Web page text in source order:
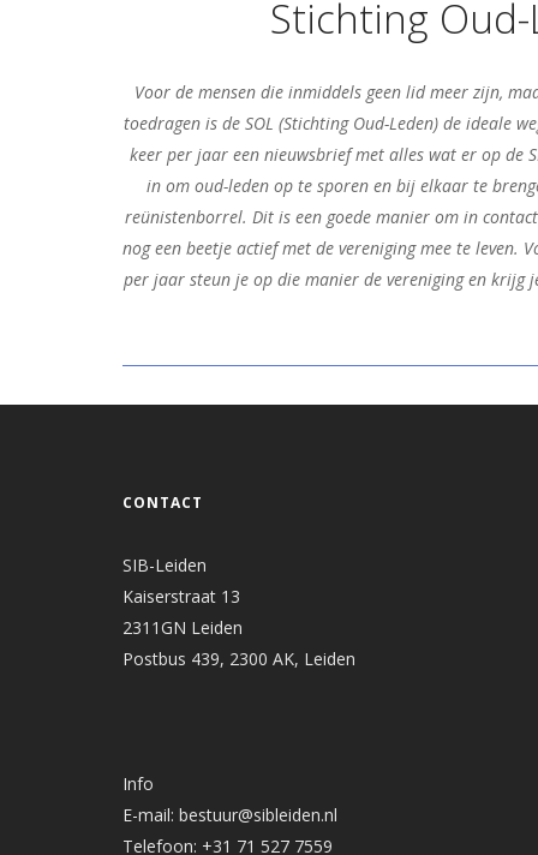
Stichting
Voor de mensen die inmiddels geen lid meer zijn,
toedragen is de SOL (Stichting Oud-Leden) de ideale
keer per jaar een nieuwsbrief met alles wat er op de
in om oud-leden op te sporen en bij elkaar te
reünistenborrel. Dit is een goede manier om in
nog een beetje actief met de vereniging mee te leven.
per jaar steun je op die manier de vereniging en krijg
CONTACT
SIB-Leiden
Kaiserstraat 13
2311GN Leiden
Postbus 439, 2300 AK, Leiden
Info
E-mail: bestuur@sibleiden.nl
Telefoon: +31 71 527 7559